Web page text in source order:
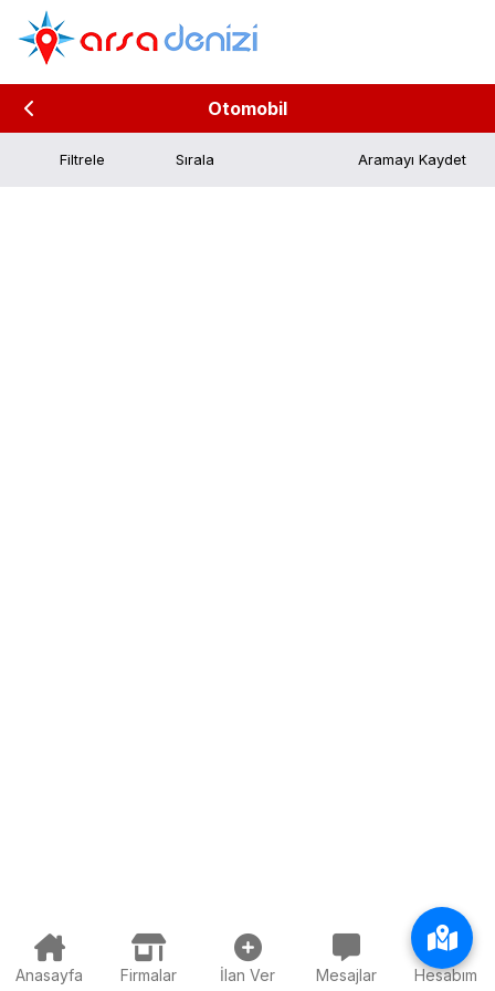
Otomobil
Filtrele Aramayı Kaydet
Anasayfa Firmalar İlan Ver Mesajlar Hesabım